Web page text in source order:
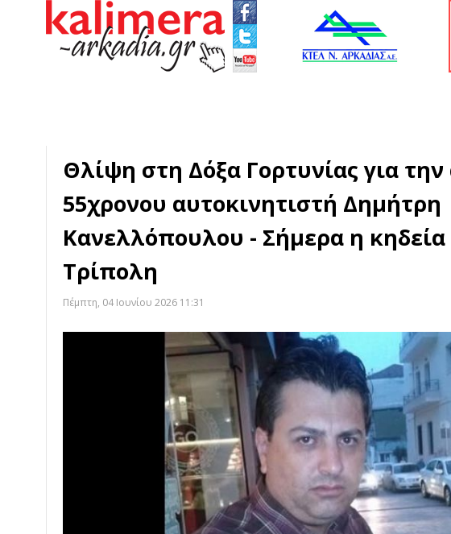
Θλίψη στη Δόξα Γορτυνίας για
55χρονου αυτοκινητιστή Δημήτρη
Κανελλόπουλου - Σήμερα η
Τρίπολη
Πέμπτη, 04 Ιουνίου 2026 11:31